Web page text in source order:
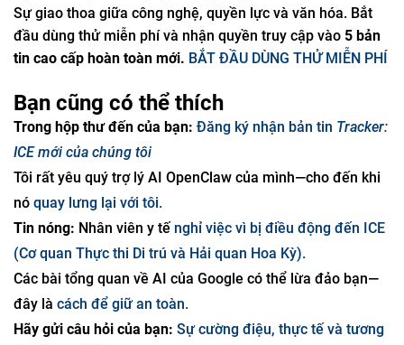
Sự giao thoa giữa công nghệ, quyền lực và văn hóa. Bắt
đầu dùng thử miễn phí và nhận quyền truy cập vào 5 bản
tin cao cấp hoàn toàn mới. BẮT ĐẦU DÙNG THỬ MIỄN PHÍ
Bạn cũng có thể thích
Trong hộp thư đến của bạn: Đăng ký nhận bản tin Tracker:
ICE mới của chúng tôi
Tôi rất yêu quý trợ lý AI OpenClaw của mình—cho đến khi
nó quay lưng lại với tôi.
Tin nóng: Nhân viên y tế nghỉ việc vì bị điều động đến ICE
(Cơ quan Thực thi Di trú và Hải quan Hoa Kỳ).
Các bài tổng quan về AI của Google có thể lừa đảo bạn—
đây là cách để giữ an toàn.
Hãy gửi câu hỏi của bạn: Sự cường điệu, thực tế và tương